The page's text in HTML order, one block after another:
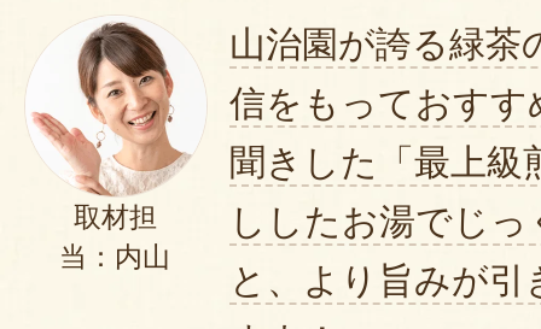
取材担
当：内山
山治園が誇る緑茶
信をもっておすす
聞きした「最上級
ししたお湯でじ
と、より旨みが